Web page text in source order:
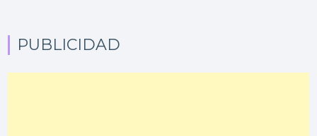
PUBLICIDAD